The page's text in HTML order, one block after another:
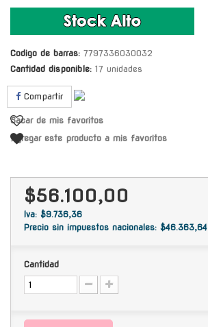
Codigo de barras: 7797336030032
Cantidad disponible: 17 unidades
Compartir
Sacar de mis favoritos
Agregar este producto a mis favoritos
$56.100,00
Iva: $9.736,36
Precio sin impuestos nacionales: $46.363,64
Cantidad